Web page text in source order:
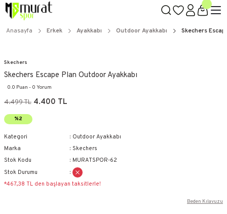
Anasayfa Erkek Ayakkabı Outdoor Ayakkabı Skechers
Skechers
Skechers Escape Plan Outdoor Ayakkabı
0.0 Puan - 0 Yorum
4.499 TL 4.400 TL
%2
Kategori
Outdoor Ayakkabı
Marka
Skechers
Stok Kodu
MURATSPOR-62
Stok Durumu
*467,38 TL den başlayan taksitlerle!
Beden Kılavuzu